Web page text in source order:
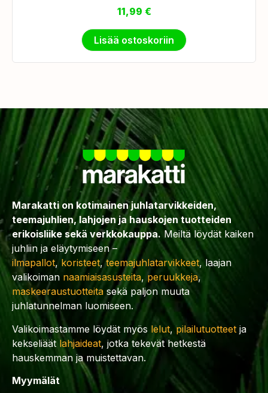
11,99 €
Lisää ostoskoriin
Marakatti on kotimainen juhlatarvikkeiden,
teemajuhlien, lahjojen ja hauskojen tuotteiden
erikoisliike sekä verkkokauppa. Meiltä löydät kaiken
juhliin ja eläytymiseen –
ilmapallot, koristeet,teemajuhlatarvikkeet, laajan
valikoiman naamiaisasusteita, peruukkeja,
maskeeraustuotteita sekä paljon muuta
juhlatunnelman luomiseen.
Valikoimastamme löydät myös lelut,pilailutuotteet ja
kekseliäät lahjaideat, jotka tekevät hetkestä
hauskemman ja muistettavan.
Myymälät